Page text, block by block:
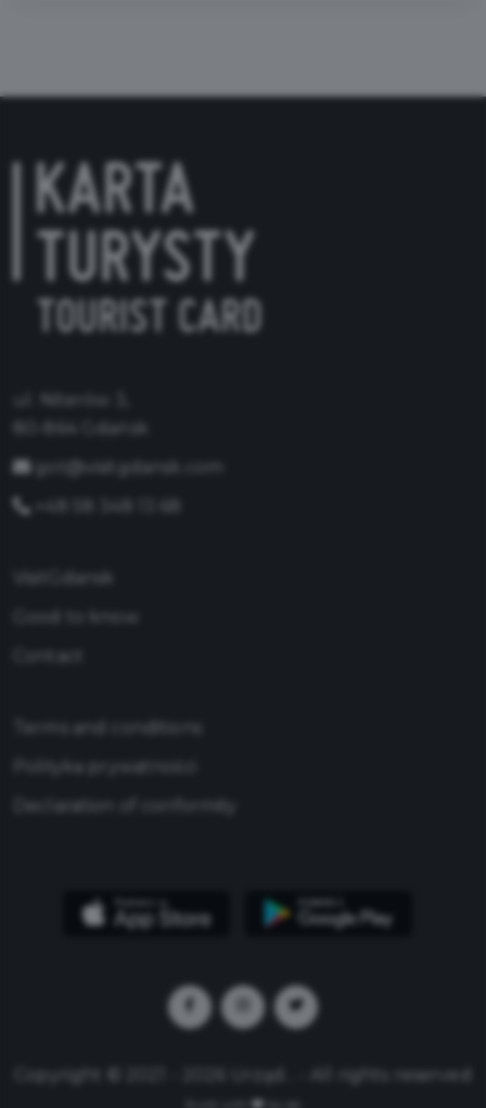
80-864 Gdańsk
got@visitgdansk.com
+48 58 348 13 68
VisitGdansk
Contact
Terms and conditions
Polityka prywatności
Declaration of conformity
Copyright © 2021 - 2026 Urząd... - All rights reserved